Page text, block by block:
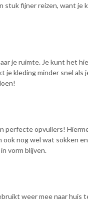
stuk fijner reizen, want je
je ruimte. Je kunt het
je kleding minder snel als
perfecte opvullers!
nog wel wat sokken
vorm blijven.
weer mee naar huis